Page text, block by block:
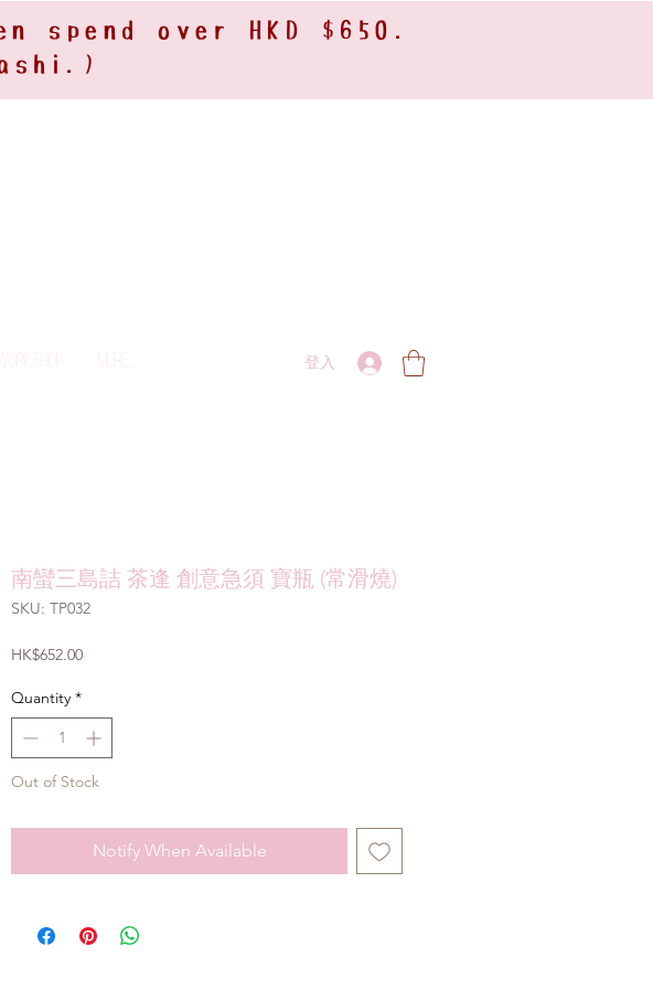
spend over HKD $650.
Workshop More... 登入
南蠻三島詰 茶逢 創意急須 寶瓶 (常滑燒)
SKU: TP032
HK$652.00Price
Quantity *
Out of Stock
Notify When Available